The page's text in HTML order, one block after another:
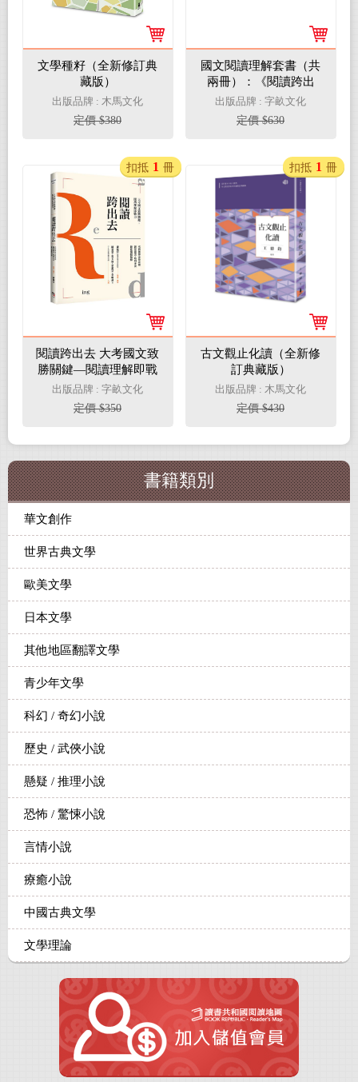
文學種籽（全新修訂典
藏版）
出版品牌 : 木馬文化
定價 $380
國文閱讀理解套書（共
兩冊）：《閱讀跨出
去》+《大考國文特蒐
題庫與解析》
出版品牌 : 字畝文化
定價 $630
閱讀跨出去 大考國文致
勝關鍵―閱讀理解即戰
力 名師團隊全新命題
題型靈活、取材多元 最
佳備戰操練
出版品牌 : 字畝文化
定價 $350
扣抵 1 冊
古文觀止化讀（全新修
訂典藏版）
出版品牌 : 木馬文化
定價 $430
扣抵 1 冊
書籍類別
華文創作
世界古典文學
歐美文學
日本文學
其他地區翻譯文學
青少年文學
科幻 / 奇幻小說
歷史 / 武俠小說
懸疑 / 推理小說
恐怖 / 驚悚小說
言情小說
療癒小說
中國古典文學
文學理論